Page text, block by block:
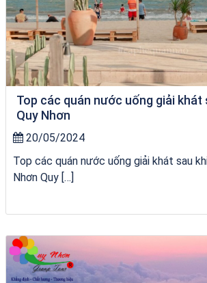
Top các quán nước uống giải khát
Quy Nhơn
20/05/2024
Top các quán nước uống giải khát sau
Nhơn Quy […]